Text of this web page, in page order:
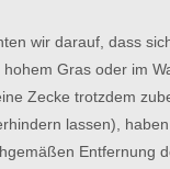
wir darauf, dass
Gras oder im
Zecke trotzdem
lassen),
Entfernung